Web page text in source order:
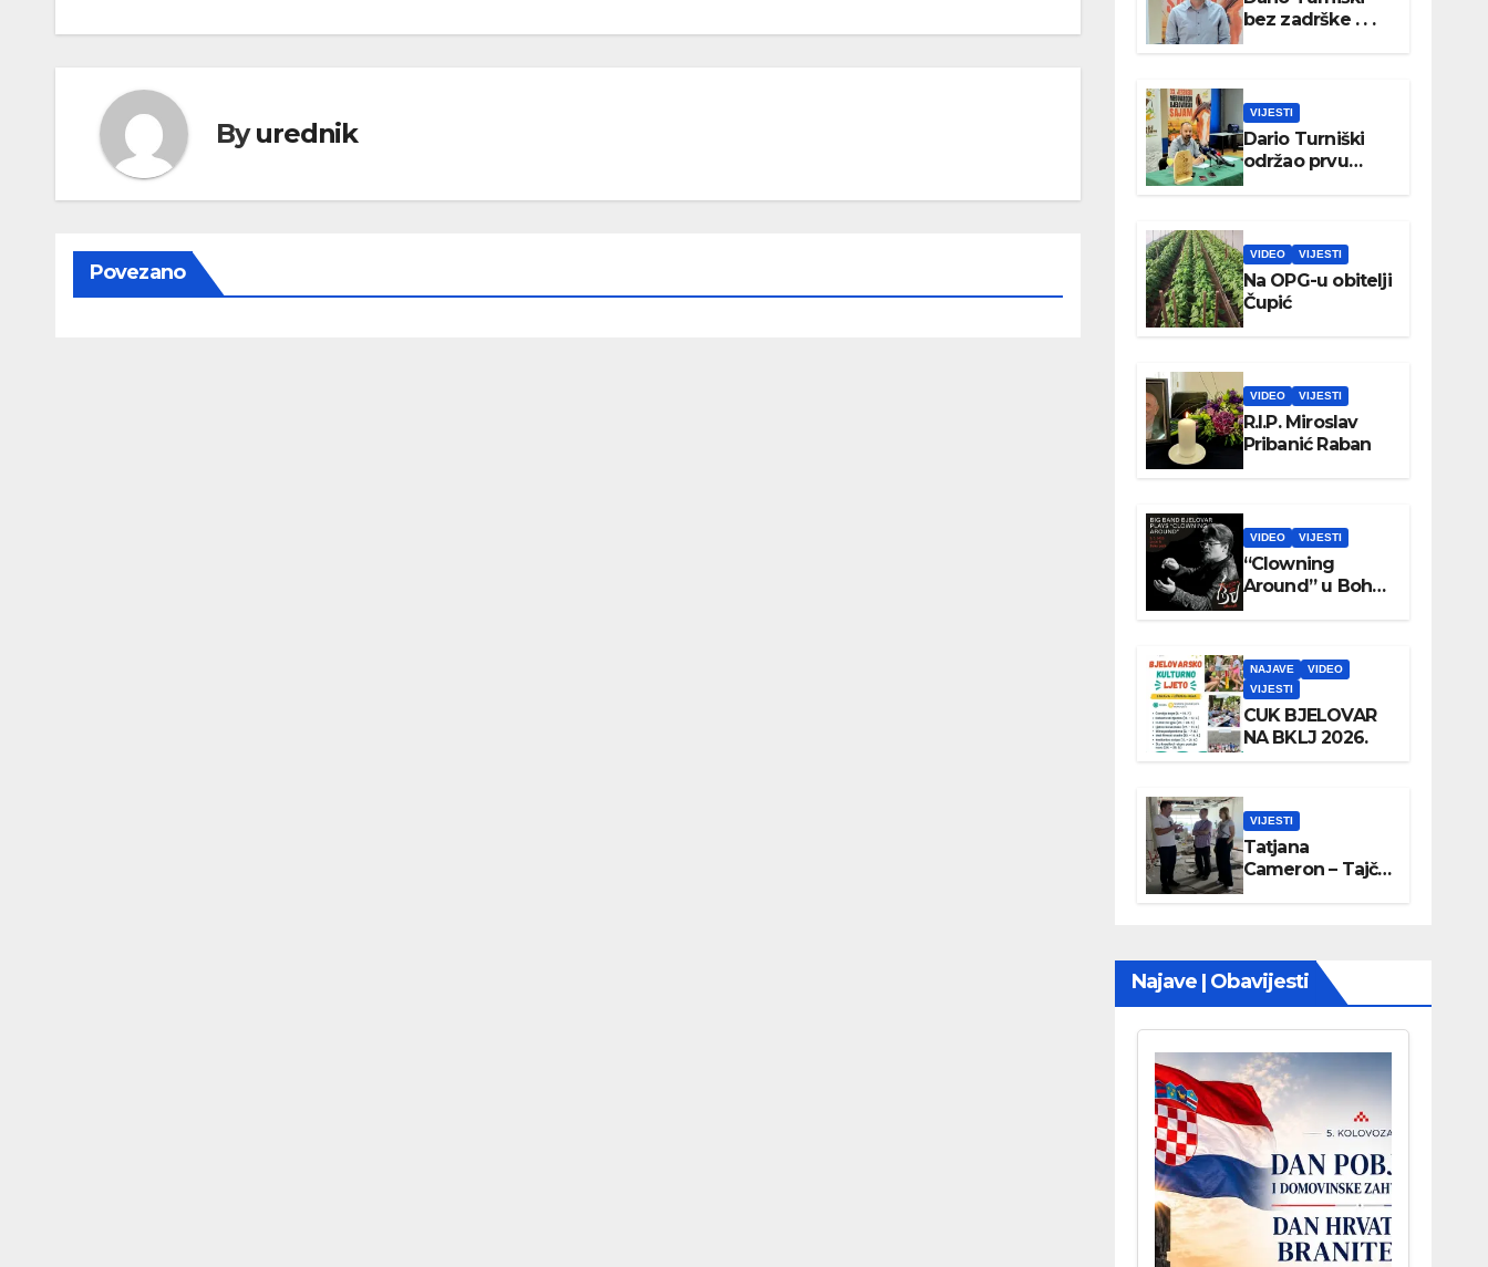
Byurednik
Povezano
bez zadrške . . .
VIJESTI
Dario Turniški
održao prvu
konferenciju za
VIDEO VIJESTI
Na OPG-u obitelji
Čupić
VIDEO VIJESTI
R.I.P. Miroslav
Pribanić Raban
VIDEO VIJESTI
“Clowning
Around” u Boho
parku
NAJAVE
VIDEO
VIJESTI
CUK BJELOVAR
NA BKLJ 2026.
VIJESTI
Tatjana
Cameron – Tajči
posjetila
Najave | Obavijesti